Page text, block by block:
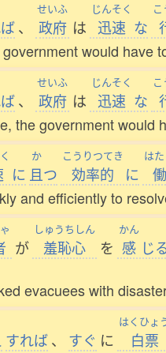
、
せいふ
政府 は
じんそく
迅速 な
would have
、
せいふ
政府 は
じんそく
迅速 な
the government would
に
か
且つ
こうりつてき
効率的 に
は
働
and efficiently to
が
しゅうちしん
羞恥心 を
かん
感 じ
evacuees with
すれば、 すぐ に
はくひょ
白票